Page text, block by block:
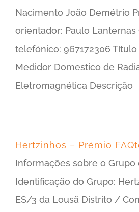
Nacimento João Demétrio
orientador: Paulo Lanternas
telefónico: 967172306
Medidor Domestico de
Eletromagnética Descrição
Hertzinhos – Prémio
Informações sobre o Grupo
Identificação do Grupo:
ES/3 da Lousã Distrito /